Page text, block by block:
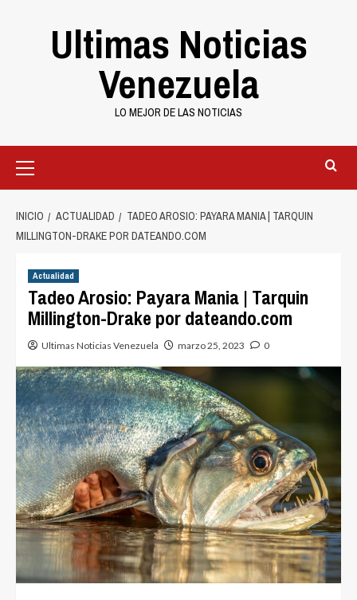
contenidoUltimas Noticias
Venezuela
LO MEJOR DE LAS NOTICIAS
Menu
INICIO ACTUALIDAD
TADEO AROSIO: PAYARA MANIA | TARQUIN
MILLINGTON-DRAKE POR DATEANDO.COM
Actualidad
Tadeo Arosio: Payara Mania | Tarquin
Millington-Drake por dateando.com
Ultimas Noticias Venezuela marzo 25, 2023 0